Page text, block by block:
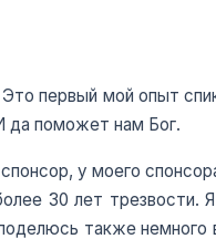
первый мой опыт
да поможет нам Бог.
у моего
30 лет
также немного